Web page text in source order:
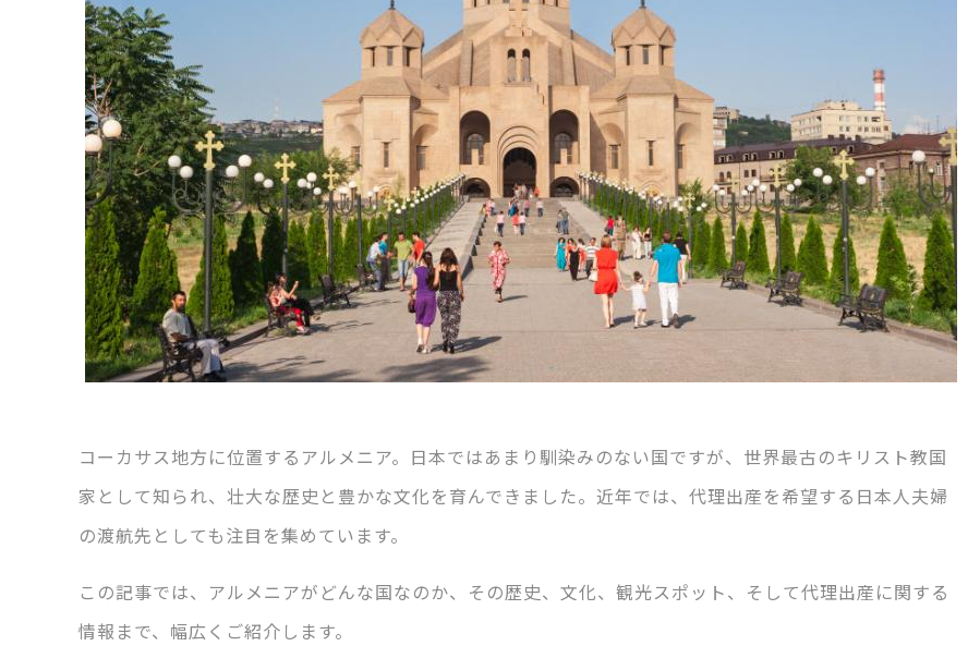
コーカサス地方に位置するアルメニア。日本ではあまり馴染みのない国ですが、世界最古のキリスト教国
家として知られ、壮大な歴史と豊かな文化を育んできました。近年では、代理出産を希望する日本人夫婦
の渡航先としても注目を集めています。
この記事では、アルメニアがどんな国なのか、その歴史、文化、観光スポット、そして代理出産に関する
情報まで、幅広くご紹介します。